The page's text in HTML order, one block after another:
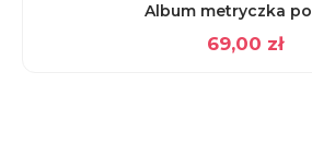
Album metryczka
69,00 zł